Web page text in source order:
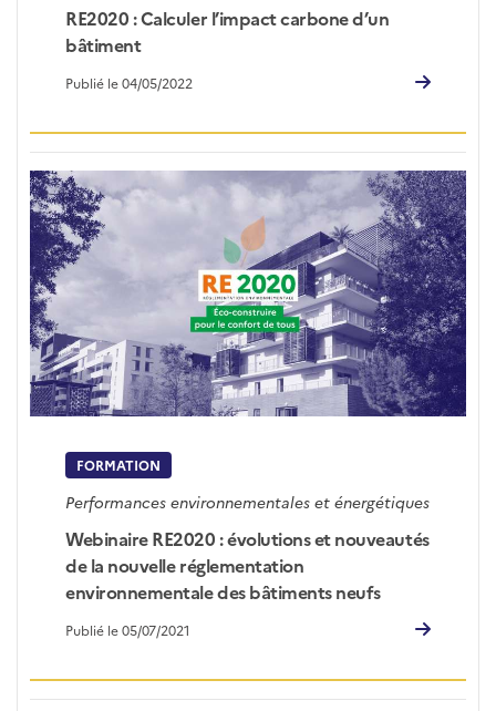
RE2020 : Calculer l’impact carbone d’un
bâtiment
Publié le 04/05/2022
FORMATION
Performances environnementales et énergétiques
Webinaire RE2020 : évolutions et nouveautés
de la nouvelle réglementation
environnementale des bâtiments neufs
Publié le 05/07/2021